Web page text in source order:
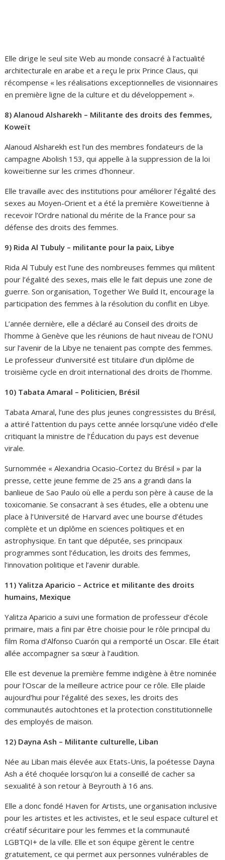
Elle dirige le seul site Web au monde consacré à l’actualité
architecturale en arabe et a reçu le prix Prince Claus, qui
récompense « les réalisations exceptionnelles de visionnaires
en première ligne de la culture et du développement ».
8) Alanoud Alsharekh – Militante des droits des femmes,
Koweït
Alanoud Alsharekh est l’un des membres fondateurs de la
campagne Abolish 153, qui appelle à la suppression de la loi
koweïtienne sur les crimes d’honneur.
Elle travaille avec des institutions pour améliorer l’égalité des
sexes au Moyen-Orient et a été la première Koweïtienne à
recevoir l’Ordre national du mérite de la France pour sa
défense des droits des femmes.
9) Rida Al Tubuly – militante pour la paix, Libye
Rida Al Tubuly est l’une des nombreuses femmes qui militent
pour l’égalité des sexes, mais elle le fait depuis une zone de
guerre. Son organisation, Together We Build It, encourage la
participation des femmes à la résolution du conflit en Libye.
L’année dernière, elle a déclaré au Conseil des droits de
l’homme à Genève que les réunions de haut niveau de l’ONU
sur l’avenir de la Libye ne tenaient pas compte des femmes.
Le professeur d’université est titulaire d’un diplôme de
troisième cycle en droit international des droits de l’homme.
10) Tabata Amaral – Politicien, Brésil
Tabata Amaral, l’une des plus jeunes congressistes du Brésil,
a attiré l’attention du pays cette année lorsqu’une vidéo d’elle
critiquant la ministre de l’Éducation du pays est devenue
virale.
Surnommée « Alexandria Ocasio-Cortez du Brésil » par la
presse, cette jeune femme de 25 ans a grandi dans la
banlieue de Sao Paulo où elle a perdu son père à cause de la
toxicomanie. Se consacrant à ses études, elle a obtenu une
place à l’Université de Harvard avec une bourse d’études
complète et un diplôme en sciences politiques et en
astrophysique. En tant que députée, ses principaux
programmes sont l’éducation, les droits des femmes,
l’innovation politique et l’avenir durable.
11) Yalitza Aparicio – Actrice et militante des droits
humains, Mexique
Yalitza Aparicio a suivi une formation de professeur d’école
primaire, mais a fini par être choisie pour le rôle principal du
film Roma d’Alfonso Cuarón qui a remporté un Oscar. Elle était
allée accompagner sa sœur à l’audition.
Elle est devenue la première femme indigène à être nominée
pour l’Oscar de la meilleure actrice pour ce rôle. Elle plaide
aujourd’hui pour l’égalité des sexes, les droits des
communautés autochtones et la protection constitutionnelle
des employés de maison.
12) Dayna Ash – Militante culturelle, Liban
Née au Liban mais élevée aux Etats-Unis, la poétesse Dayna
Ash a été choquée lorsqu’on lui a conseillé de cacher sa
sexualité à son retour à Beyrouth à 16 ans.
Elle a donc fondé Haven for Artists, une organisation inclusive
pour les artistes et les activistes, et le seul espace culturel et
créatif sécuritaire pour les femmes et la communauté
LGBTQI+ de la ville. Elle et son équipe gèrent le centre
gratuitement, ce qui permet aux personnes vulnérables de